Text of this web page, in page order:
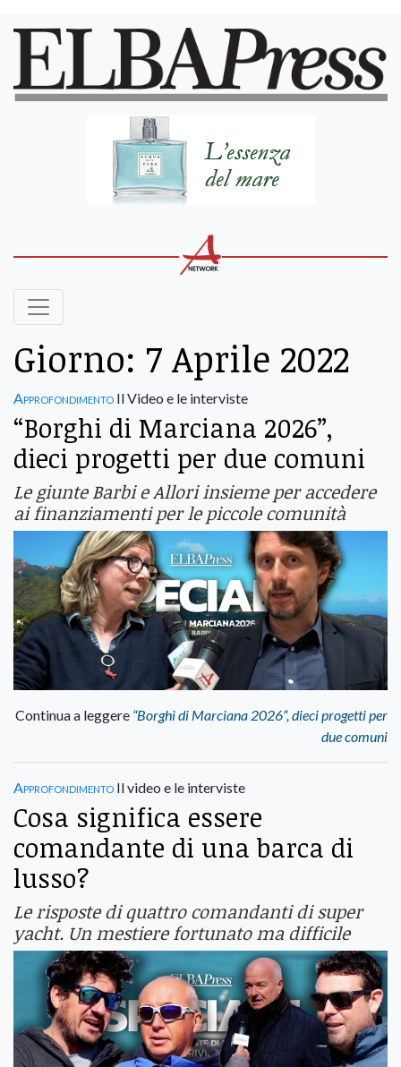
Giorno: 7 Aprile 2022
Approfondimento Il Video e le interviste
“Borghi di Marciana 2026”,
dieci progetti per due comuni
Le giunte Barbi e Allori insieme per accedere
ai finanziamenti per le piccole comunità
Continua a leggere “Borghi di Marciana 2026”, dieci progetti per
due comuni
Approfondimento Il video e le interviste
Cosa significa essere
comandante di una barca di
lusso?
Le risposte di quattro comandanti di super
yacht. Un mestiere fortunato ma difficile